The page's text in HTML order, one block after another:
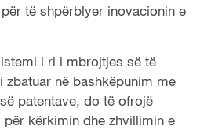
të shpërblyer inovacionin e
i ri i mbrojtjes së të
zbatuar në bashkëpunim me
patentave, do të ofrojë
kërkimin dhe zhvillimin e